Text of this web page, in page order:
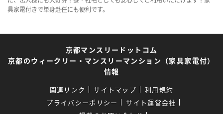
具家電付きで単身赴任にも便利です。
京都マンスリードットコム
京都のウィークリー・マンスリーマンション（家具家電付）
情報
関連リンク サイトマップ
利用規約
プライバシーポリシー
サイト運営会社